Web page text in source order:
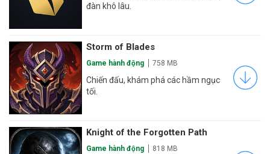
đàn khô lâu.
Storm of Blades
Game hành động 758 MB
Chiến đấu, khám phá các hầm ngục
tối.
Knight of the Forgotten Path
Game hành động 818 MB